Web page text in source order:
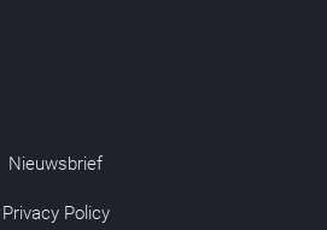
Nieuwsbrief
Privacy Policy